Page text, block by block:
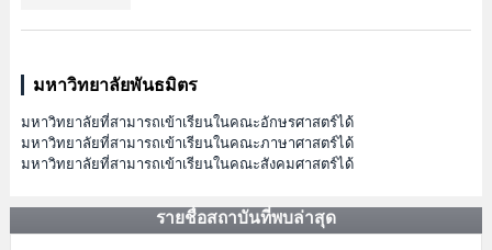
มหาวิทยาลัยพันธมิตร
มหาวิทยาลัยที่สามารถเข้าเรียนในคณะอักษรศาสตร์ได้
มหาวิทยาลัยที่สามารถเข้าเรียนในคณะภาษาศาสตร์ได้
มหาวิทยาลัยที่สามารถเข้าเรียนในคณะสังคมศาสตร์ได้
รายชื่อสถาบันที่พบล่าสุด